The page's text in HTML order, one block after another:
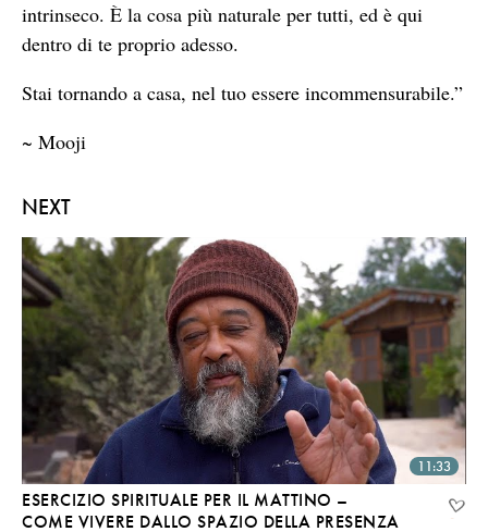
NEXT
11:33
ESERCIZIO SPIRITUALE PER IL MATTINO –
COME VIVERE DALLO SPAZIO DELLA PRESENZA
intrinseco. È la cosa più naturale per tutti, ed è qui
dentro di te proprio adesso.
Stai tornando a casa, nel tuo essere incommensurabile.”
~ Mooji